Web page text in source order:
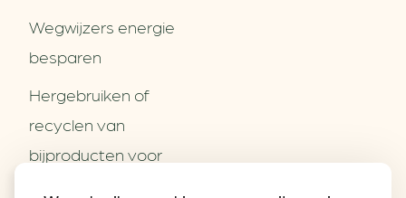
Partners
Contact
Wegwijzers energie
besparen
Hergebruiken of
recyclen van
bijproducten voor